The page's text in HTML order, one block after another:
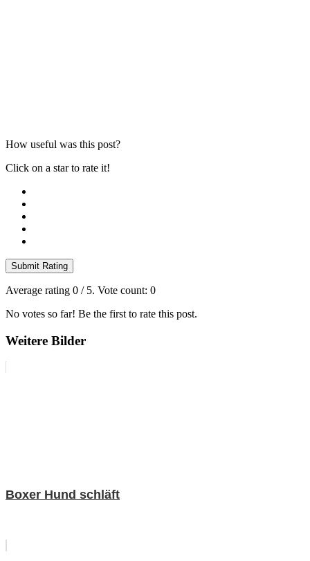
How useful was this post?
Click on a star to rate it!
Submit Rating
Average rating 0 / 5. Vote count: 0
No votes so far! Be the first to rate this post.
Weitere Bilder
Boxer Hund schläft